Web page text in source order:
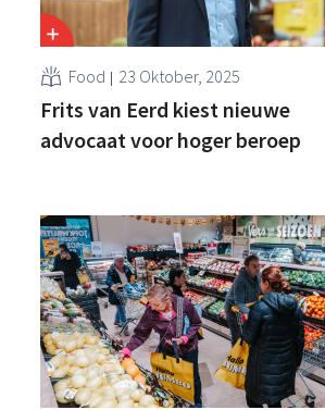
Food 23 Oktober, 2025
Frits van Eerd kiest nieuwe
advocaat voor hoger beroep